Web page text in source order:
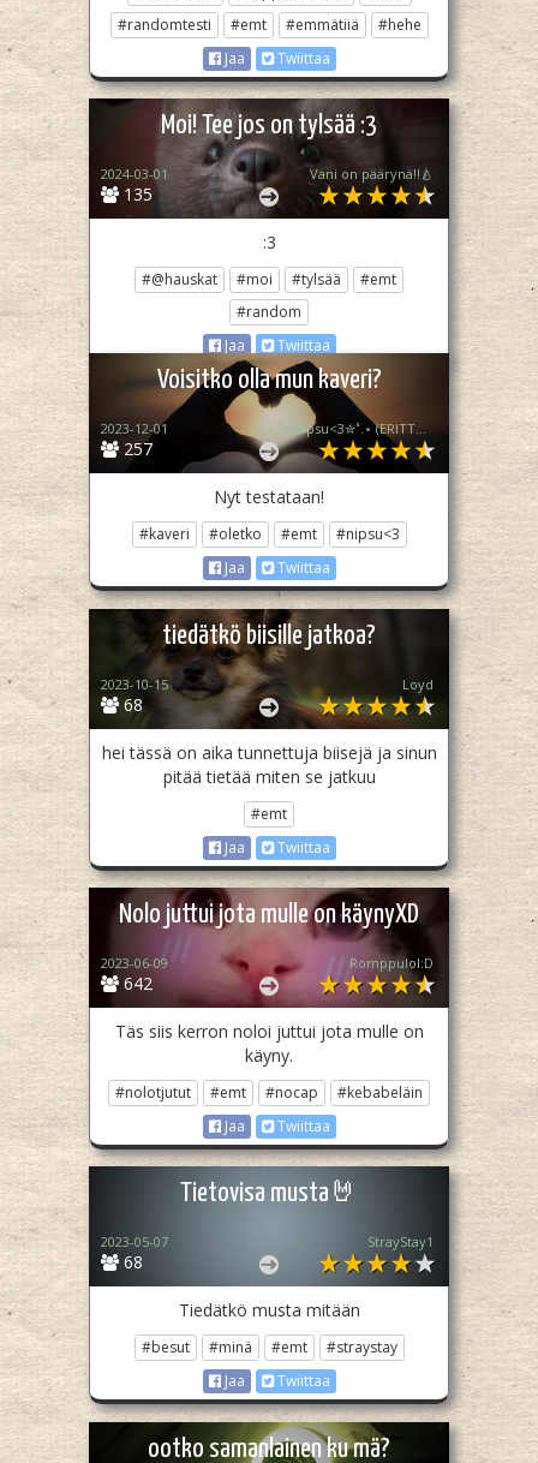
#randomtesti
#emt #emmätiiä
#hehe
Jaa
Twiittaa
Moi! Tee jos on tylsää :3
135
2024-03-01 Vani on päärynä‼️🍐
:3
#@hauskat #moi #tylsää
#emt
#random
Jaa
Twiittaa
Voisitko olla mun kaveri?
257
2023-12-01 ⋆.˚✮Nipsu<3✮˚.⋆ (ERITTÄIN epä akt)
Nyt testataan!
#kaveri #oletko #emt
#nipsu<3
Jaa
Twiittaa
tiedätkö biisille jatkoa?
68
2023-10-15 Loyd
hei tässä on aika tunnettuja biisejä ja sinun
pitää tietää miten se jatkuu
#emt
Jaa
Twiittaa
Nolo juttui jota mulle on käynyXD
642
2023-06-09 Romppulol:D
Täs siis kerron noloi juttui jota mulle on
käyny.
#nolotjutut #emt #nocap
#kebabeläin
Jaa
Twiittaa
Tietovisa musta🤘
68
2023-05-07 StrayStay1
Tiedätkö musta mitään
#besut #minä #emt
#straystay
Jaa
Twiittaa
ootko samanlainen ku mä?